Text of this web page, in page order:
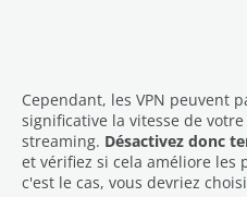
Cependant, les VPN peuvent
significative la vitesse de
streaming. Désactivez donc
et vérifiez si cela améliore les
c'est le cas, vous devriez